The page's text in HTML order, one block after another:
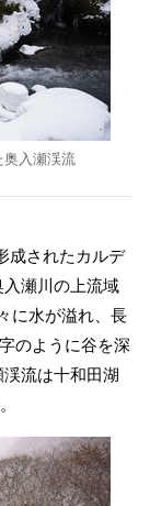
奥入瀬渓流
成されたカルデ
瀬川の上流域
に水が溢れ、長
のように谷を深
流は十和田湖